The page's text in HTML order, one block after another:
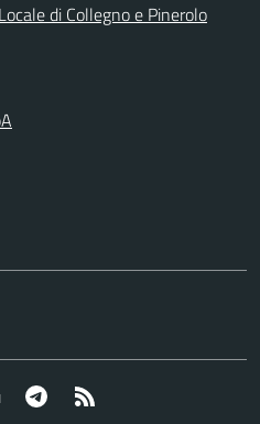
di Collegno e Pinerolo
Telegram